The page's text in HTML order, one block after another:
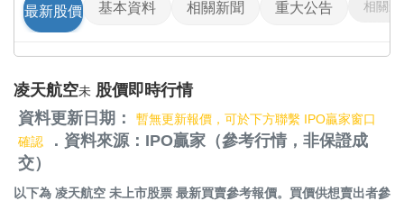
最新股價 基本資料 相關新聞 重大公告 相關影
凌天航空未 股價即時行情
資料更新日期：
暫無更新報價，可於下方聯繫 IPO贏家窗口
確認
．資料來源：IPO贏家（參考行情，非保證成
交）
以下為 凌天航空 未上市股票 最新買賣參考報價。買價供想賣出者參